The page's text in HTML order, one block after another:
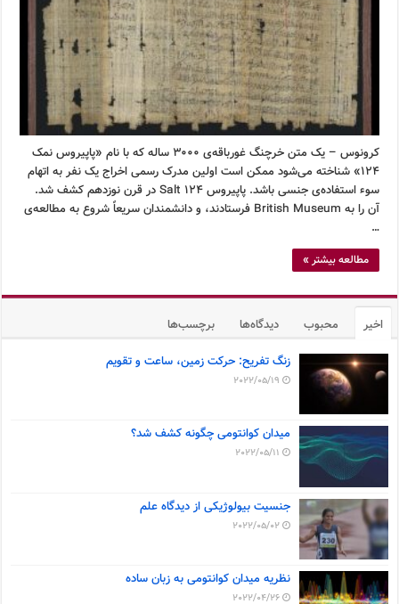
کرونوس – یک متن خرچنگ غورباقه‌ی ۳۰۰۰ ساله که با نام «پاپیروس نمک
۱۲۴» شناخته می‌شود ممکن است اولین مدرک رسمی اخراج یک نفر به اتهام
سوء استفاده‌ی جنسی باشد. پاپیروس Salt 124 در قرن نوزدهم کشف شد.
آن را به British Museum فرستادند، و دانشمندان سریعاً شروع به مطالعه‌ی
…
مطالعه بیشتر »
اخیر محبوب دیدگاه‌ها برچسب‌ها
زنگ تفریح: حرکت زمین، ساعت و تقویم
2022/05/19
میدان کوانتومی چگونه کشف شد؟
2022/05/11
جنسیت بیولوژیکی از دیدگاه علم
2022/05/02
نظریه میدان کوانتومی به زبان ساده
2022/04/26